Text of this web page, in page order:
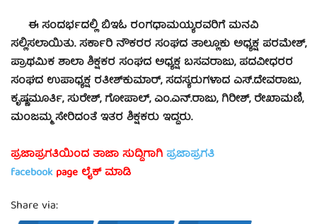
ಈ ಸಂದರ್ಭದಲ್ಲಿ ಬಿಇಓ ರಂಗಧಾಮಯ್ಯರವರಿಗೆ ಮನವಿ
ಸಲ್ಲಿಸಲಾಯಿತು. ಸರ್ಕಾರಿ ನೌಕರರ ಸಂಘದ ತಾಲ್ಲೂಕು ಅಧ್ಯಕ್ಷ ಪರಮೇಶ್,
ಪ್ರಾಥಮಿಕ ಶಾಲಾ ಶಿಕ್ಷಕರ ಸಂಘದ ಅಧ್ಯಕ್ಷ ಬಸವರಾಜು, ಪದವೀಧರರ
ಸಂಘದ ಉಪಾಧ್ಯಕ್ಷ ರತೀಶ್‌ಕುಮಾರ್, ಸದಸ್ಯರುಗಳಾದ ಎಸ್.ದೇವರಾಜು,
ಕೃಷ್ಣಮೂರ್ತಿ, ಸುರೇಶ್, ಗೋಪಾಲ್, ಎಂ.ಎನ್.ರಾಜು, ಗಿರೀಶ್, ರೇಖಾಮಣಿ,
ಮಂಜಮ್ಮ ಸೇರಿದಂತೆ ಇತರ ಶಿಕ್ಷಕರು ಇದ್ದರು.
ಪ್ರಜಾಪ್ರಗತಿಯಿಂದ ತಾಜಾ ಸುದ್ದಿಗಾಗಿಪ್ರಜಾಪ್ರಗತಿ
facebookpage ಲೈಕ್ ಮಾಡಿ
Share via: